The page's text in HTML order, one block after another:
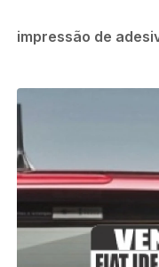
impressão de